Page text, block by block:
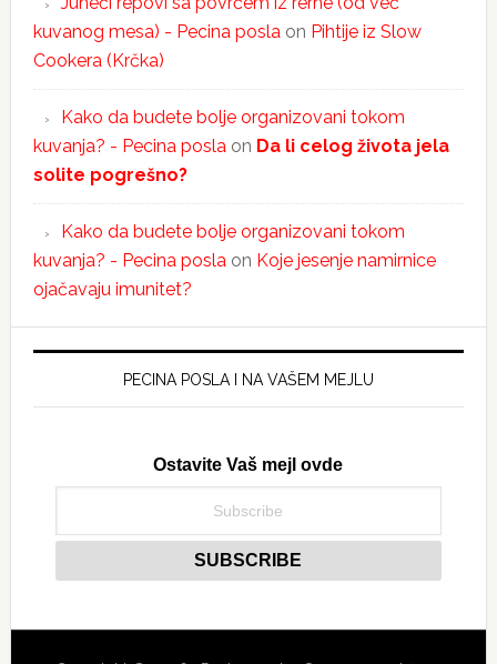
kuvanog mesa) - Pecina posla on Pihtije iz Slow
Cookera (Krčka)
Kako da budete bolje organizovani tokom
kuvanja? - Pecina posla on Da li celog života jela
solite pogrešno?
Kako da budete bolje organizovani tokom
kuvanja? - Pecina posla on Koje jesenje namirnice
ojačavaju imunitet?
PECINA POSLA I NA VAŠEM MEJLU
Ostavite Vaš mejl ovde